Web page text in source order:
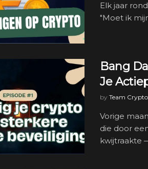
Elk jaar
"Moet ik
Bang
Je
by Team
Vorige
die door
kwijtraakte